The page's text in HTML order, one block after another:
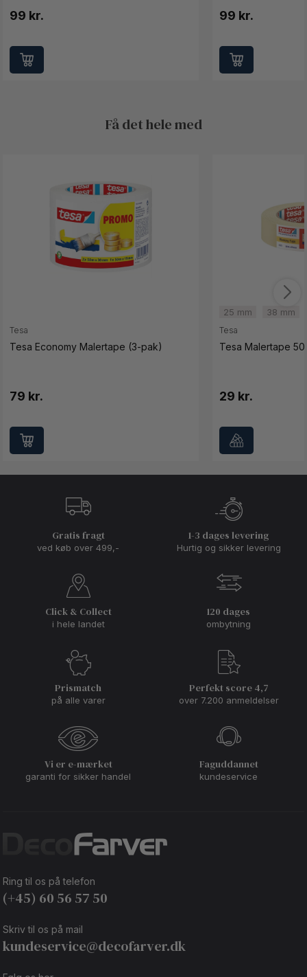
99 kr. 99 kr.
Få det hele med
Tesa
Tesa Economy Malertape (3-pak)
79 kr.
25 mm 38 mm
Tesa
Tesa Malertape
29 kr.
Gratis fragt
ved køb over 499,-
1-3 dages levering
Hurtig og sikker levering
Click & Collect
i hele landet
120 dages
ombytning
Prismatch
på alle varer
Perfekt score 4,7
over 7.200 anmeldelser
Vi er e-mærket
garanti for sikker handel
Faguddannet
kundeservice
Ring til os på telefon
(+45) 60 56 57 50
Skriv til os på mail
kundeservice@decofarver.dk